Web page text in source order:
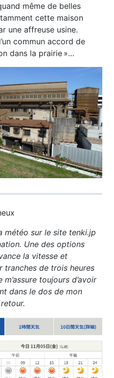
même de belles
cette maison
une affreuse usine.
commun accord de
dans la prairie »…
météo sur le site tenki.jp
Une des options
la vitesse et
tranches de trois heures
m’assure toujours d’avoir
dans le dos de mon